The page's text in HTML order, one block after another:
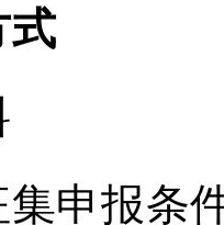
式
申报条